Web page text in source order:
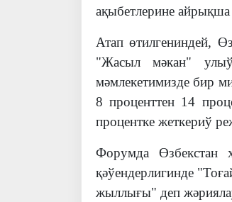
ақыбетлерине
Атап өтилгениндей,
"Жасыл мәкан"
мәмлекетимизде бир
8 проценттен 14
процентке жеткериў
Форумда Өзбекстан
қәўендерлигинде
жыллығы" деп